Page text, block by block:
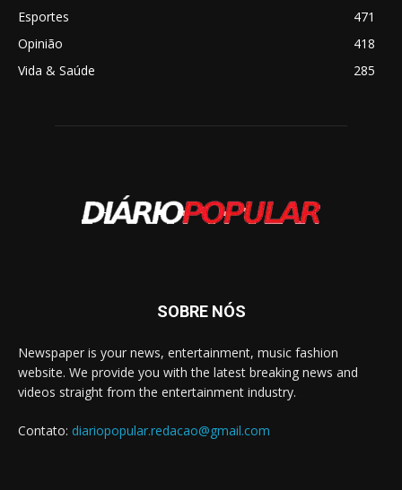
Esportes
471
Opinião
418
Vida & Saúde
285
SOBRE NÓS
Newspaper is your news, entertainment, music fashion
website. We provide you with the latest breaking news and
videos straight from the entertainment industry.
Contato: diariopopular.redacao@gmail.com